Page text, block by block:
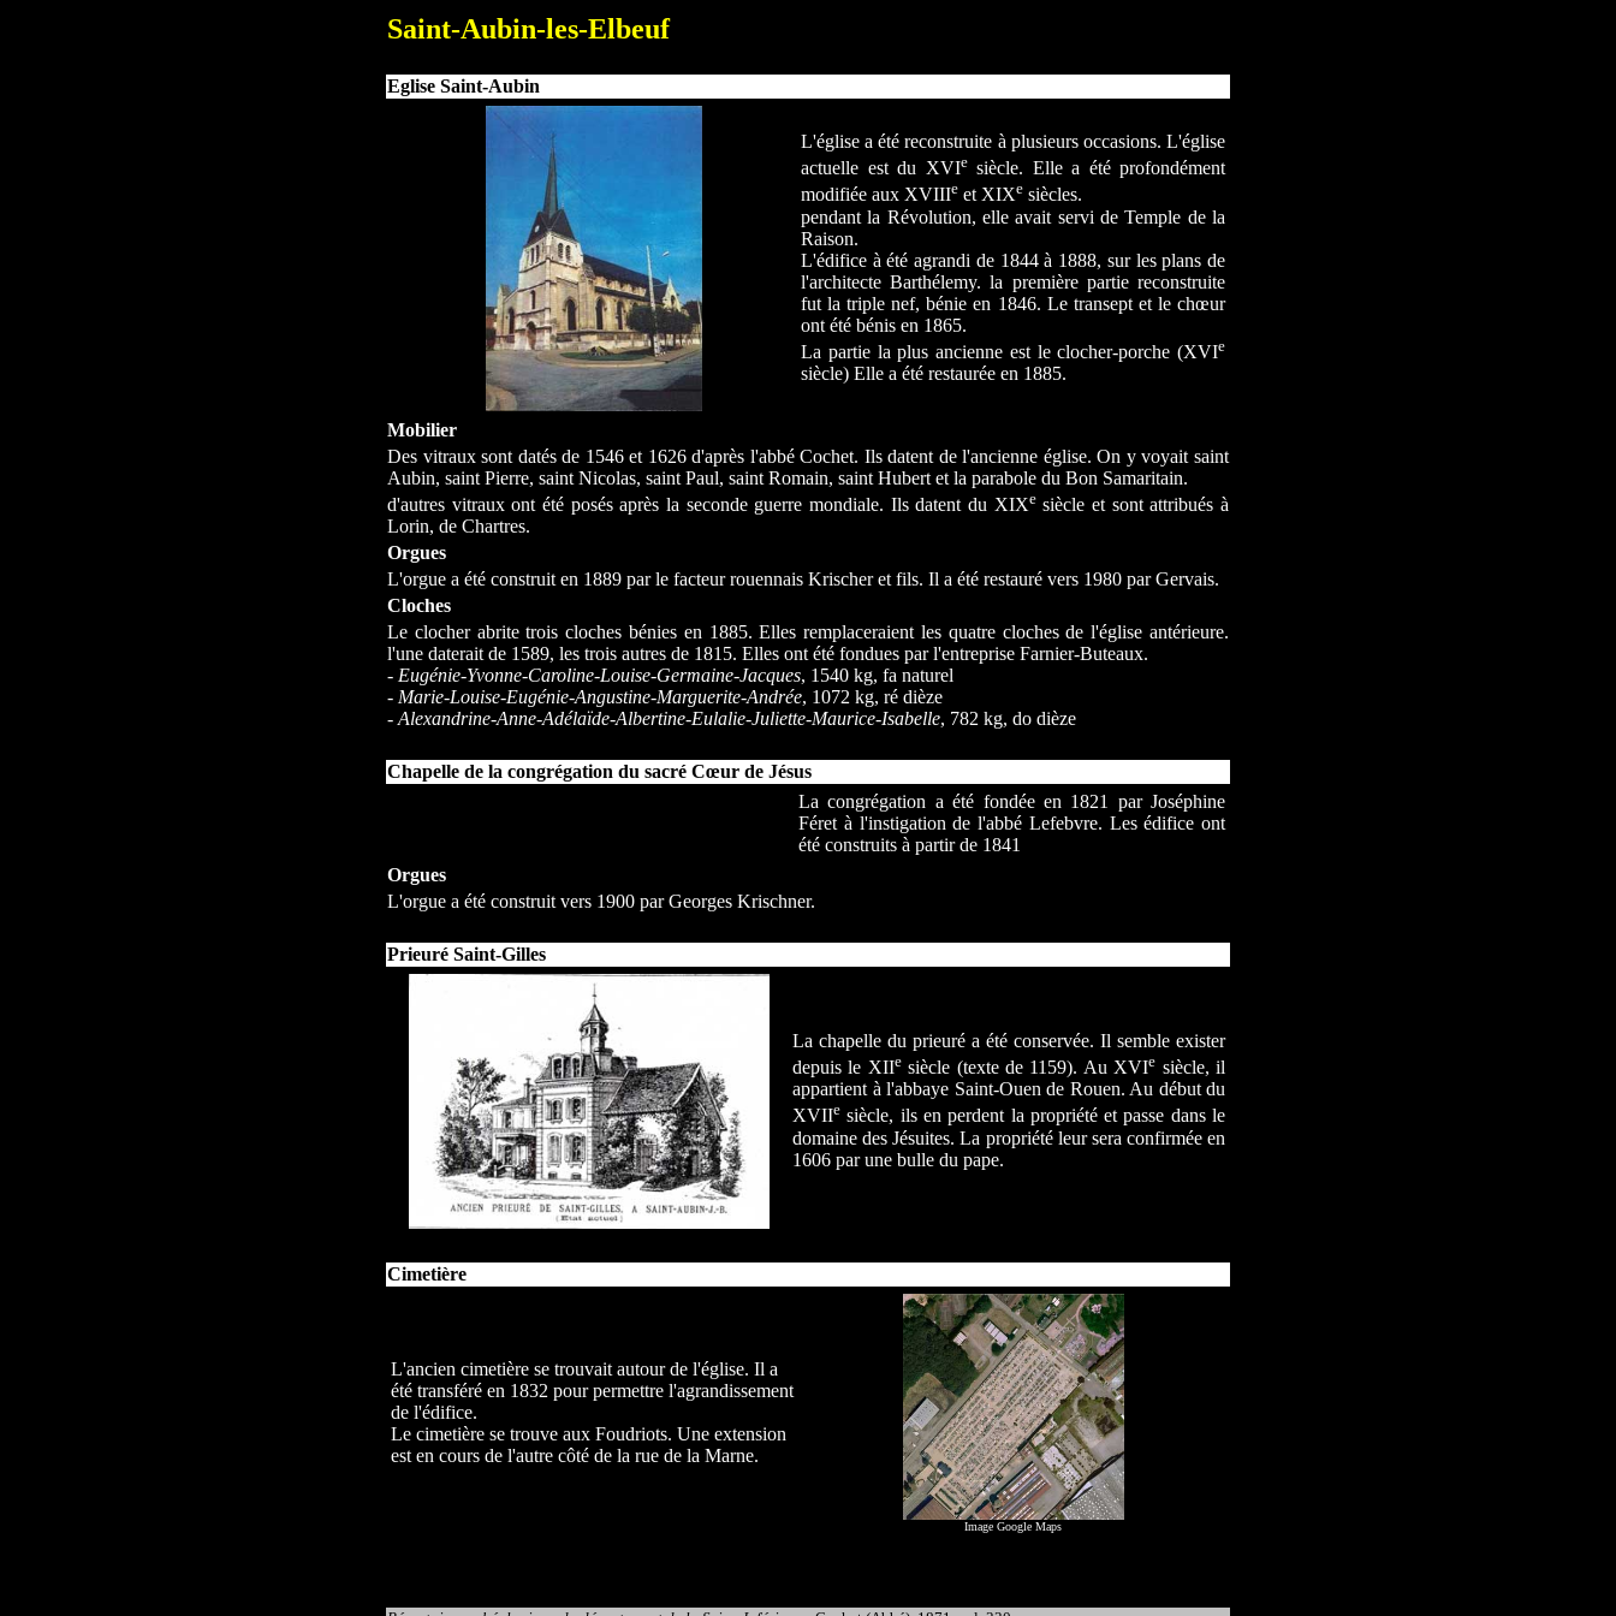
Saint-Aubin-les-Elbeuf
Eglise Saint-Aubin
L'église a été reconstruite à plusieurs occasions. L'église
actuelle est du XVIesiècle. Elle a été profondément
modifiée aux XVIIIe et XIXe siècles.
pendant la Révolution, elle avait servi de Temple de la
Raison.
L'édifice à été agrandi de 1844 à 1888, sur les plans de
l'architecte Barthélemy. la première partie reconstruite
fut la triple nef, bénie en 1846. Le transept et le chœur
ont été bénis en 1865.
La partie la plus ancienne est le clocher-porche (XVIe
siècle) Elle a été restaurée en 1885.
Mobilier
Des vitraux sont datés de 1546 et 1626 d'après l'abbé Cochet. Ils datent de l'ancienne église. On y voyait saint
Aubin, saint Pierre, saint Nicolas, saint Paul, saint Romain, saint Hubert et la parabole du Bon Samaritain.
d'autres vitraux ont été posés après la seconde guerre mondiale. Ils datent du XIXesiècle et sont attribués à
Lorin, de Chartres.
Orgues
L'orgue a été construit en 1889 par le facteur rouennais Krischer et fils. Il a été restauré vers 1980 par Gervais.
Cloches
Le clocher abrite trois cloches bénies en 1885. Elles remplaceraient les quatre cloches de l'église antérieure.
l'une daterait de 1589, les trois autres de 1815. Elles ont été fondues par l'entreprise Farnier-Buteaux.
- Eugénie-Yvonne-Caroline-Louise-Germaine-Jacques, 1540 kg, fa naturel
- Marie-Louise-Eugénie-Angustine-Marguerite-Andrée, 1072 kg, ré dièze
- Alexandrine-Anne-Adélaïde-Albertine-Eulalie-Juliette-Maurice-Isabelle, 782 kg, do dièze
Chapelle de la congrégation du sacré Cœur de Jésus
La congrégation a été fondée en 1821 par Joséphine
Féret à l'instigation de l'abbé Lefebvre. Les édifice ont
été construits à partir de 1841
Orgues
L'orgue a été construit vers 1900 par Georges Krischner.
Prieuré Saint-Gilles
La chapelle du prieuré a été conservée. Il semble exister
depuis le XIIesiècle (texte de 1159). Au XVIe siècle, il
appartient à l'abbaye Saint-Ouen de Rouen. Au début du
XVIIe siècle, ils en perdent la propriété et passe dans le
domaine des Jésuites. La propriété leur sera confirmée en
1606 par une bulle du pape.
Cimetière
L'ancien cimetière se trouvait autour de l'église. Il a
été transféré en 1832 pour permettre l'agrandissement
de l'édifice.
Le cimetière se trouve aux Foudriots. Une extension
est en cours de l'autre côté de la rue de la Marne.
Image Google Maps